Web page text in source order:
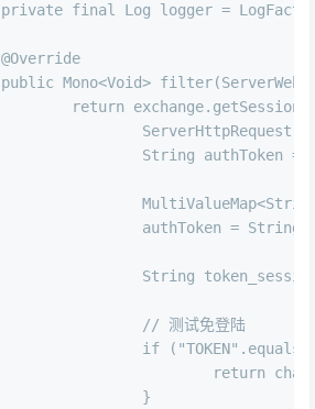
private final Log logger =
@Override
public Mono<Void> filter
return
			String authToken =
authToken =
String
// 测试免登陆
if ( "TOKEN"
return